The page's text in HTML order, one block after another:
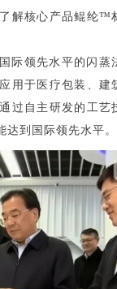
解核心产品鲲纶™
际领先水平的闪蒸
用于医疗包装、建
过自主研发的工艺
到国际领先水平。